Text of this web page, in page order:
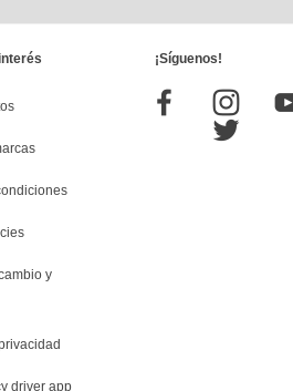
y
driver app
¡Síguenos!